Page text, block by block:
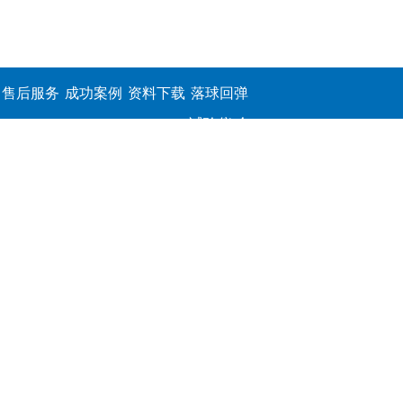
售后服务 成功案例 资料下载 落球回弹
试验仪,介